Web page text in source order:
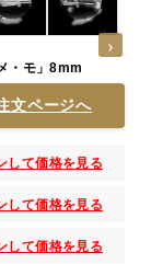
・モ」8mm
文ページへ
して価格を見る
して価格を見る
して価格を見る